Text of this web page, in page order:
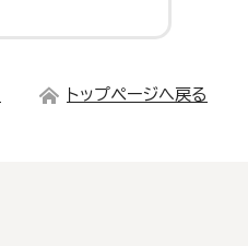
トップページへ戻る